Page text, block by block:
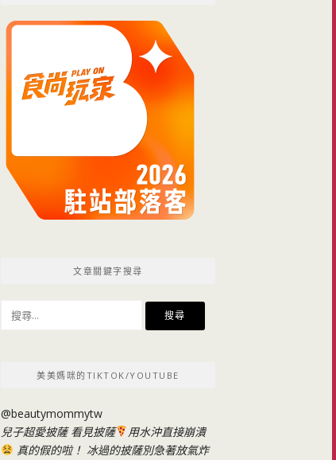
文章關鍵字搜尋
尋
美美媽咪的TIKTOK/YOUTUBE
@beautymommytw
兒子超愛披薩 看見披薩
用水沖直接崩潰
真的假的啦！ 冰過的披薩別急著放氣炸